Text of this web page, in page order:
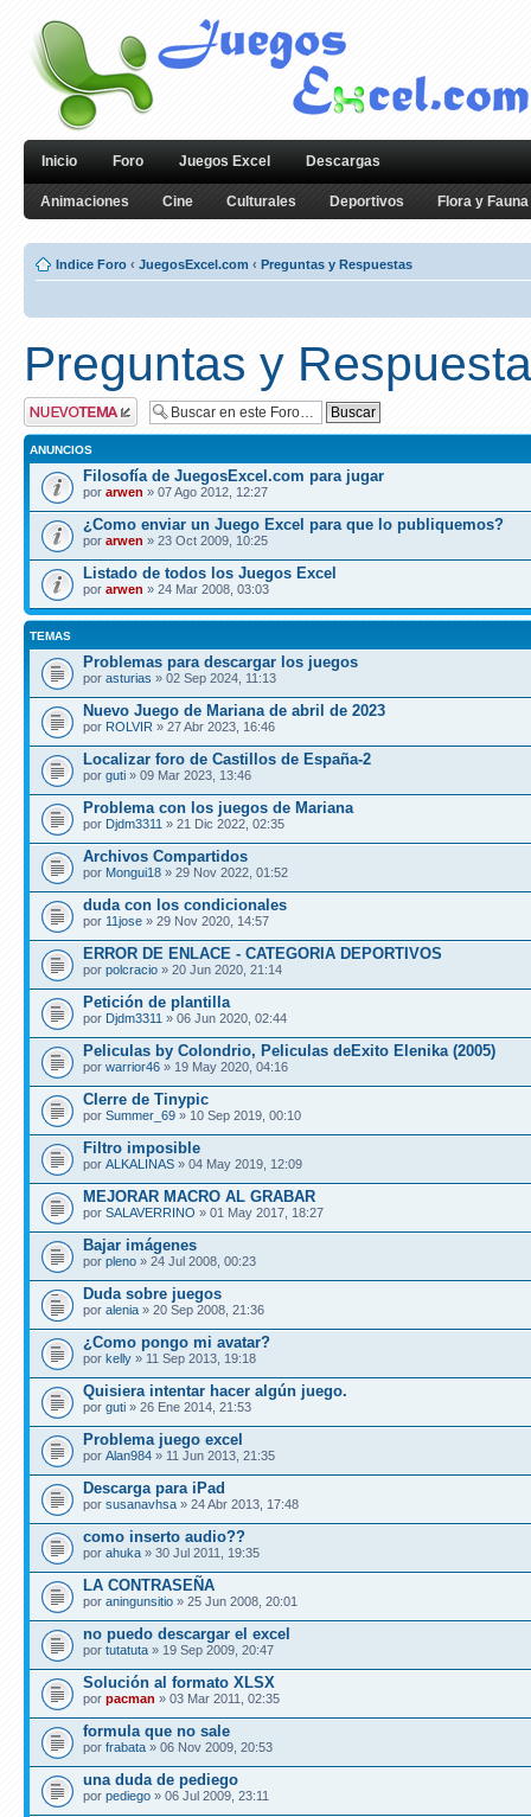
Inicio Foro Juegos Excel Descargas
Animaciones Cine Culturales Deportivos Flora y Fauna
Indice Foro ‹ JuegosExcel.com ‹ Preguntas y Respuestas
Preguntas y
Publicar un nuevo
tema
ANUNCIOS
Filosofía de JuegosExcel.com para jugar
por arwen » 07 Ago 2012, 12:27
¿Como enviar un Juego Excel para que lo publiquemos?
por arwen » 23 Oct 2009, 10:25
Listado de todos los Juegos Excel
por arwen » 24 Mar 2008, 03:03
TEMAS
Problemas para descargar los juegos
por asturias » 02 Sep 2024, 11:13
Nuevo Juego de Mariana de abril de 2023
por ROLVIR » 27 Abr 2023, 16:46
Localizar foro de Castillos de España-2
por guti » 09 Mar 2023, 13:46
Problema con los juegos de Mariana
por Djdm3311 » 21 Dic 2022, 02:35
Archivos Compartidos
por Mongui18 » 29 Nov 2022, 01:52
duda con los condicionales
por 11jose » 29 Nov 2020, 14:57
ERROR DE ENLACE - CATEGORIA DEPORTIVOS
por polcracio » 20 Jun 2020, 21:14
Petición de plantilla
por Djdm3311 » 06 Jun 2020, 02:44
Peliculas by Colondrio, Peliculas deExito Elenika (2005)
por warrior46 » 19 May 2020, 04:16
CIerre de Tinypic
por Summer_69 » 10 Sep 2019, 00:10
Filtro imposible
por ALKALINAS » 04 May 2019, 12:09
MEJORAR MACRO AL GRABAR
por SALAVERRINO » 01 May 2017, 18:27
Bajar imágenes
por pleno » 24 Jul 2008, 00:23
Duda sobre juegos
por alenia » 20 Sep 2008, 21:36
¿Como pongo mi avatar?
por kelly » 11 Sep 2013, 19:18
Quisiera intentar hacer algún juego.
por guti » 26 Ene 2014, 21:53
Problema juego excel
por Alan984 » 11 Jun 2013, 21:35
Descarga para iPad
por susanavhsa » 24 Abr 2013, 17:48
como inserto audio??
por ahuka » 30 Jul 2011, 19:35
LA CONTRASEÑA
por aningunsitio » 25 Jun 2008, 20:01
no puedo descargar el excel
por tutatuta » 19 Sep 2009, 20:47
Solución al formato XLSX
por pacman » 03 Mar 2011, 02:35
formula que no sale
por frabata » 06 Nov 2009, 20:53
una duda de pediego
por pediego » 06 Jul 2009, 23:11